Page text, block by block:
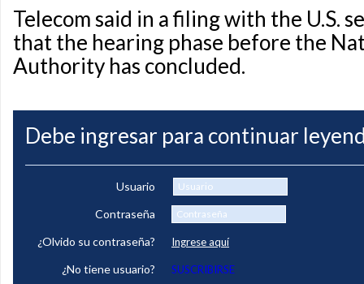
Telecom said in a filing with the U.S.
that the hearing phase before the
Authority has concluded.
Debe ingresar para continuar
Usuario
Contraseña
¿Olvido su contraseña?
Ingrese aquí
¿No tiene usuario? SUSCRIBIRSE